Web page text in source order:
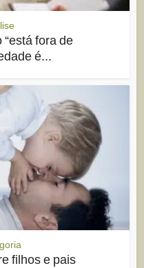
fora de
é...
filhos e pais